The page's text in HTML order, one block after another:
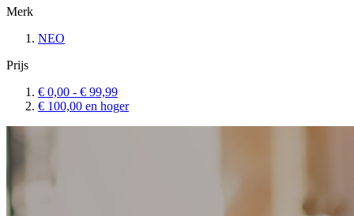
Merk
NEO
Prijs
€ 0,00 - € 99,99
€ 100,00 en hoger